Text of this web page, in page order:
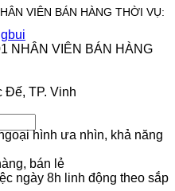
VIÊN BÁN HÀNG THỜI VỤ:
NHÂN VIÊN BÁN HÀNG
Đế, TP. Vinh
hình ưa nhìn, khả năng
bán lẻ
ngày 8h linh động theo sắp